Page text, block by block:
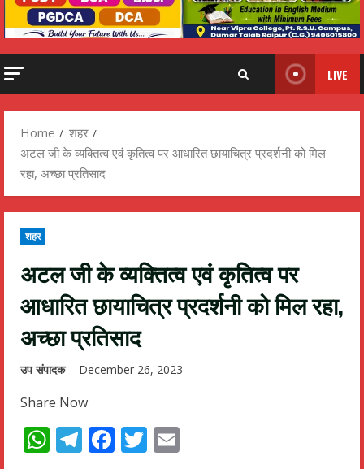
LIVE
Home
शहर
अटल जी के व्यक्तित्व एवं कृतित्व पर आधारित छायाचित्र प्रदर्शनी को मिल
रहा, अच्छा प्रतिसाद
शहर
अटल जी के व्यक्तित्व एवं कृतित्व पर
आधारित छायाचित्र प्रदर्शनी को मिल रहा,
अच्छा प्रतिसाद
उप संपादक December 26, 2023
Share Now
WhatsApp
Telegram
Facebook
Twitter